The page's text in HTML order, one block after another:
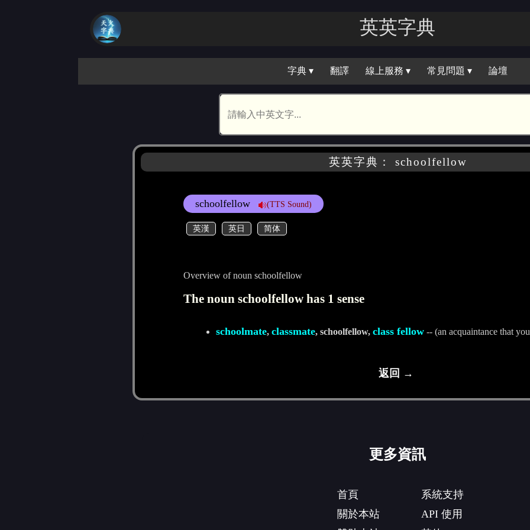
英英字典
字典 ▾ 翻譯 線上服務 ▾ 常見問題 ▾ 論壇
英英字典： schoolfellow
schoolfellow (TTS Sound)
英漢 英日 简体
Overview of noun schoolfellow
The noun schoolfellow has 1 sense
schoolmate, classmate, schoolfellow, class fellow -- (an acquaintance that
返回 →
更多資訊
首頁
關於本站
系統支持
API 使用